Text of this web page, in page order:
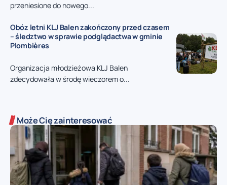
przeniesione do nowego...
Obóz letni KLJ Balen zakończony przed czasem
– śledztwo w sprawie podglądactwa w gminie
Plombières
Organizacja młodzieżowa KLJ Balen
zdecydowała w środę wieczorem o...
Może Cię zainteresować